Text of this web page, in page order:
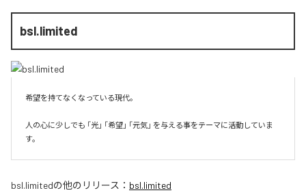
bsl.limited
希望を持てなくなっている現代。
人の心に少しでも 「光」 「希望」 「元気」 を与える事をテーマに活動していま
す。
bsl.limitedの他のリリース： bsl.limited